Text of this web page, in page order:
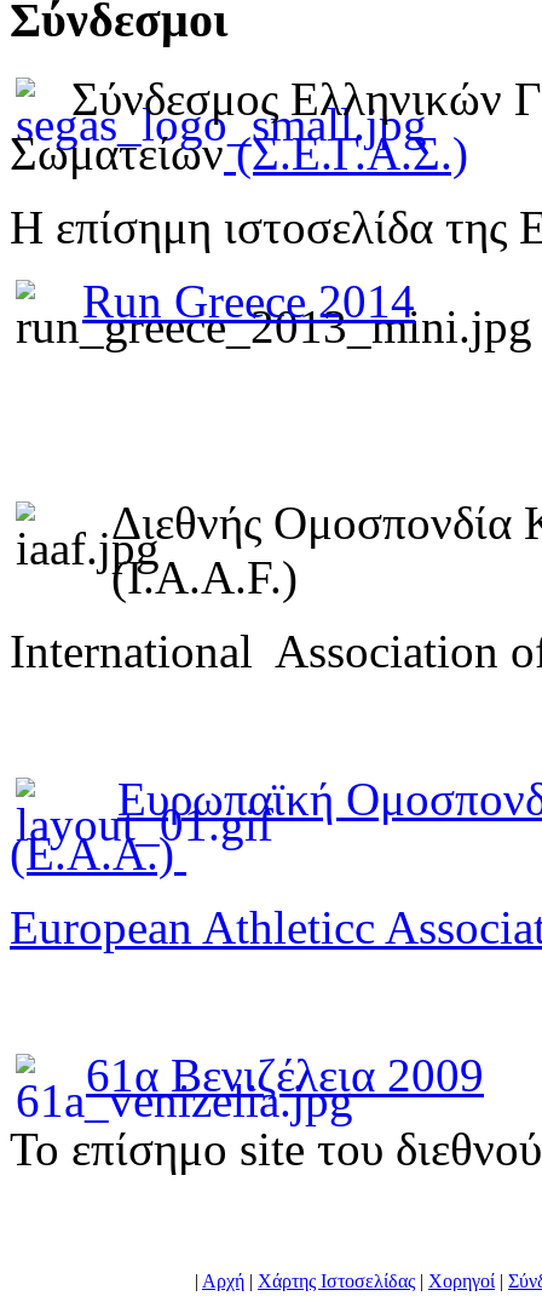
Σύνδεσμοι
Σύνδεσμος Ελληνικών
Σωματείων (Σ.Ε.Γ.Α.Σ.)
Η επίσημη ιστοσελίδα της
Run Greece 2014
Διεθνής Ομοσπονδία
(I.A.A.F.)
International Association
Ευρωπαϊκή
(E.A.A.)
European Athleticc
61α Βενιζέλεια 2009
To επίσημο site του
| Αρχή | Χάρτης Ιστοσελίδας | Χορηγοί |